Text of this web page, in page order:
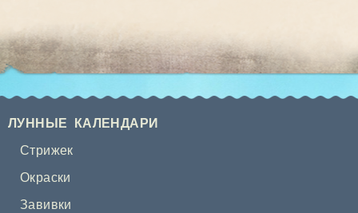
ЛУННЫЕ КАЛЕНДАРИ
Стрижек
Окраски
Завивки